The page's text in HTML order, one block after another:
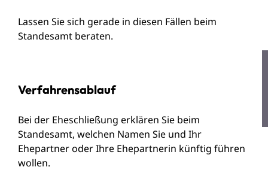
Lassen Sie sich gerade in diesen Fällen beim
Standesamt beraten.
Verfahrensablauf
Bei der Eheschließung erklären Sie beim
Standesamt, welchen Namen Sie und Ihr
Ehepartner oder Ihre Ehepartnerin künftig führen
wollen.